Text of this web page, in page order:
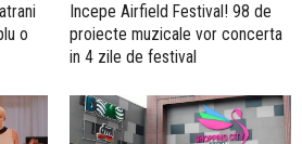
o
Incepe Airfield Festival! 98 de
proiecte muzicale vor concerta
in 4 zile de festival